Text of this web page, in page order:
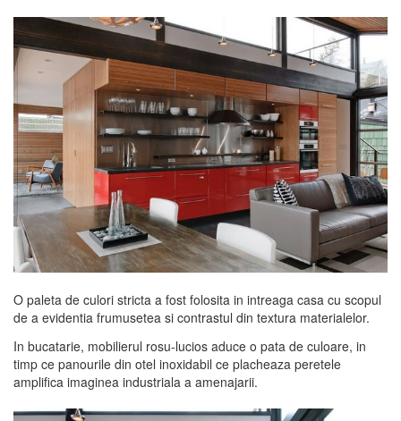
O paleta de culori stricta a fost folosita in intreaga casa cu scopul
de a evidentia frumusetea si contrastul din textura materialelor.
In bucatarie, mobilierul rosu-lucios aduce o pata de culoare, in
timp ce panourile din otel inoxidabil ce placheaza peretele
amplifica imaginea industriala a amenajarii.